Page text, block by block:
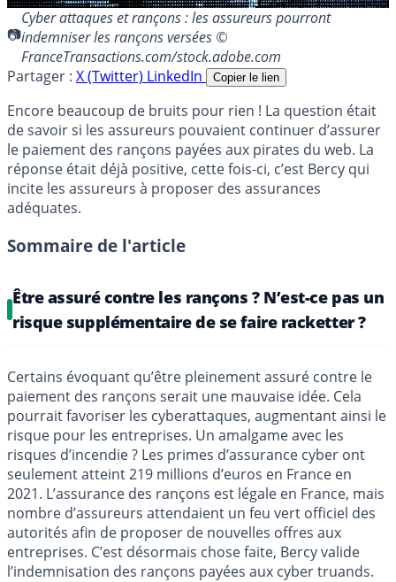
Cyber attaques et rançons : les assureurs pourront
indemniser les rançons versées ©
FranceTransactions.com/stock.adobe.com
Partager : X (Twitter) LinkedIn Copier le lien
Encore beaucoup de bruits pour rien ! La question était
de savoir si les assureurs pouvaient continuer d’assurer
le paiement des rançons payées aux pirates du web. La
réponse était déjà positive, cette fois-ci, c’est Bercy qui
incite les assureurs à proposer des assurances
adéquates.
Sommaire de l'article
Être assuré contre les rançons ? N’est-ce pas un
risque supplémentaire de se faire racketter ?
Certains évoquant qu’être pleinement assuré contre le
paiement des rançons serait une mauvaise idée. Cela
pourrait favoriser les cyberattaques, augmentant ainsi le
risque pour les entreprises. Un amalgame avec les
risques d’incendie ? Les primes d’assurance cyber ont
seulement atteint 219 millions d’euros en France en
2021. L’assurance des rançons est légale en France, mais
nombre d’assureurs attendaient un feu vert officiel des
autorités afin de proposer de nouvelles offres aux
entreprises. C’est désormais chose faite, Bercy valide
l’indemnisation des rançons payées aux cyber truands.